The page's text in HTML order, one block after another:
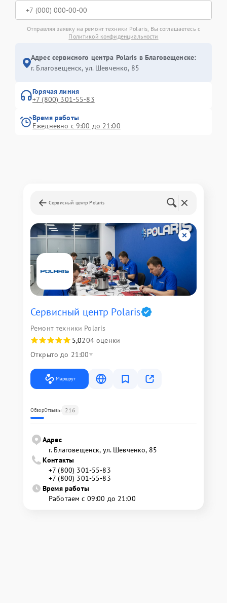
Отправляя заявку на ремонт техники Polaris, Вы соглашаетесь с
Политикой конфиденциальности
Адрес сервисного центра Polaris в Благовещенске:
г. Благовещенск, ул. Шевченко, 85
Горячая линия
+7 (800) 301-55-83
Время работы
Ежедневно с 9:00 до 21:00
Сервисный центр Polaris
Сервисный центр Polaris
Ремонт техники Polaris
5,0204 оценки
Открыто до 21:00
Маршрут
ОбзорОтзывы 216
Адрес
г. Благовещенск, ул. Шевченко, 85
Контакты
+7 (800) 301-55-83
+7 (800) 301-55-83
Время работы
Работаем с 09:00 до 21:00